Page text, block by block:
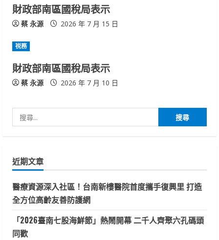
a
d
i
n
財政部南區國稅局表示
蔡 永源 2026 年 7 月 15 日
祱務
財政部南區國稅局表示
蔡 永源 2026 年 7 月 10 日
尋
字:
近期文章
醫療資源深入社區！台南新樓醫院首度攜手復興里 打造
全方位高齡友善防護網
「2026臺南七股海鮮節」熱鬧開幕 二千人齊聚六孔碼頭
同歡